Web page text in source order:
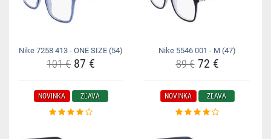
Nike 7258 413 - ONE SIZE (54)
101 € 87 €
Nike 5546 001 - M (47)
89 €72 €
NOVINKA ZĽAVA NOVINKA ZĽAVA